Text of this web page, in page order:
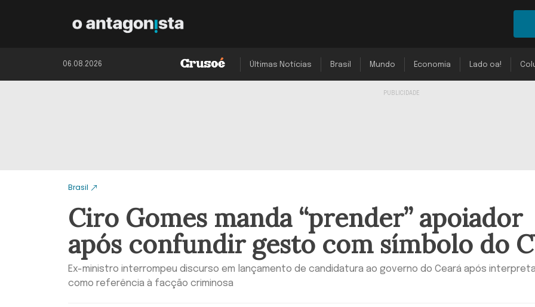
06.08.2026 Últimas Notícias Brasil Mundo Economia Lado oa!
Brasil
Ciro Gomes manda “prender” apoiador
após confundir gesto com símbolo do
Ex-ministro interrompeu discurso em lançamento de candidatura ao governo do Ceará após
como referência à facção criminosa